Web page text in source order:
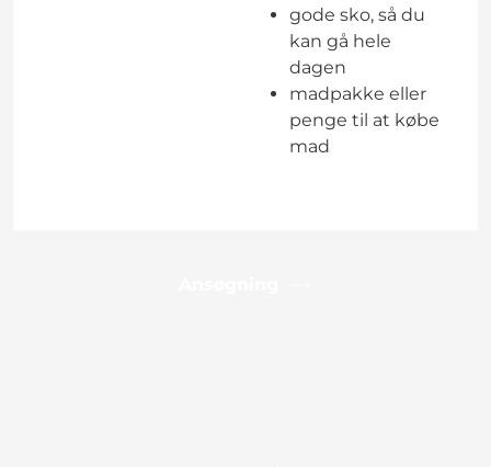
gode sko, så du
kan gå hele
dagen
madpakke eller
penge til at købe
mad